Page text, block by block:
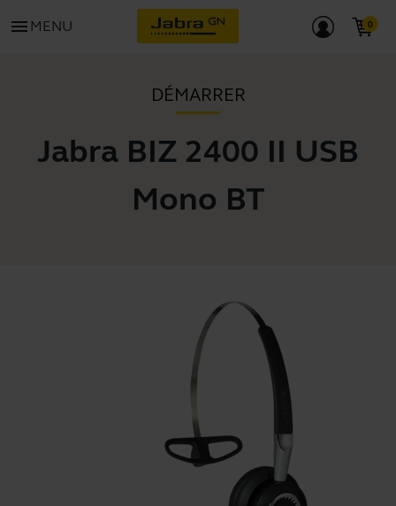
menu MENU
DÉMARRER
Jabra BIZ 2400 II USB
Mono BT